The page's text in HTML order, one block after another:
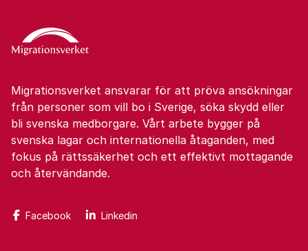
Migrationsverket ansvarar för att pröva ansökningar
från personer som vill bo i Sverige, söka skydd eller
bli svenska medborgare. Vårt arbete bygger på
svenska lagar och internationella åtaganden, med
fokus på rättssäkerhet och ett effektivt mottagande
och återvändande.
Facebook Linkedin